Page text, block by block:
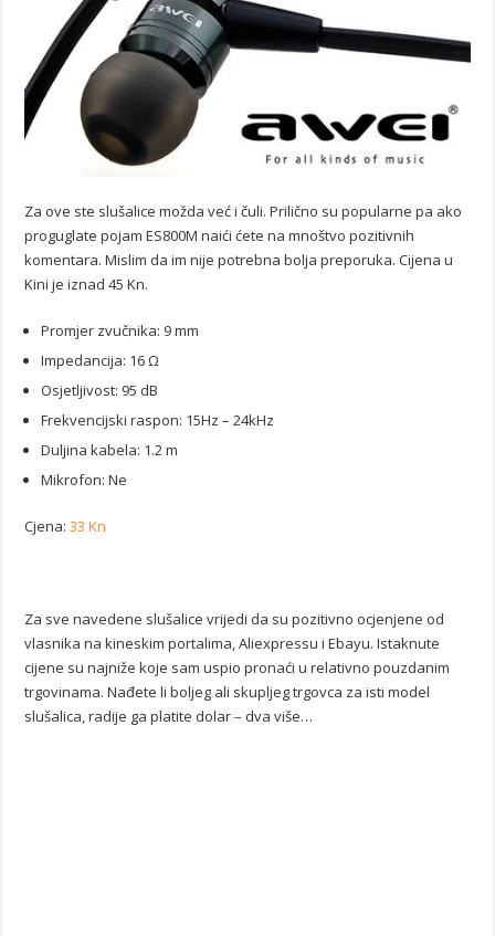
Za ove ste slušalice možda već i čuli. Prilično su popularne pa ako
proguglate pojam ES800M naići ćete na mnoštvo pozitivnih
komentara. Mislim da im nije potrebna bolja preporuka. Cijena u
Kini je iznad 45 Kn.
Promjer zvučnika: 9 mm
Impedancija: 16 Ω
Osjetljivost: 95 dB
Frekvencijski raspon: 15Hz – 24kHz
Duljina kabela: 1.2 m
Mikrofon: Ne
Cjena:33 Kn
Za sve navedene slušalice vrijedi da su pozitivno ocjenjene od
vlasnika na kineskim portalima, Aliexpressu i Ebayu. Istaknute
cijene su najniže koje sam uspio pronaći u relativno pouzdanim
trgovinama. Nađete li boljeg ali skupljeg trgovca za isti model
slušalica, radije ga platite dolar – dva više…